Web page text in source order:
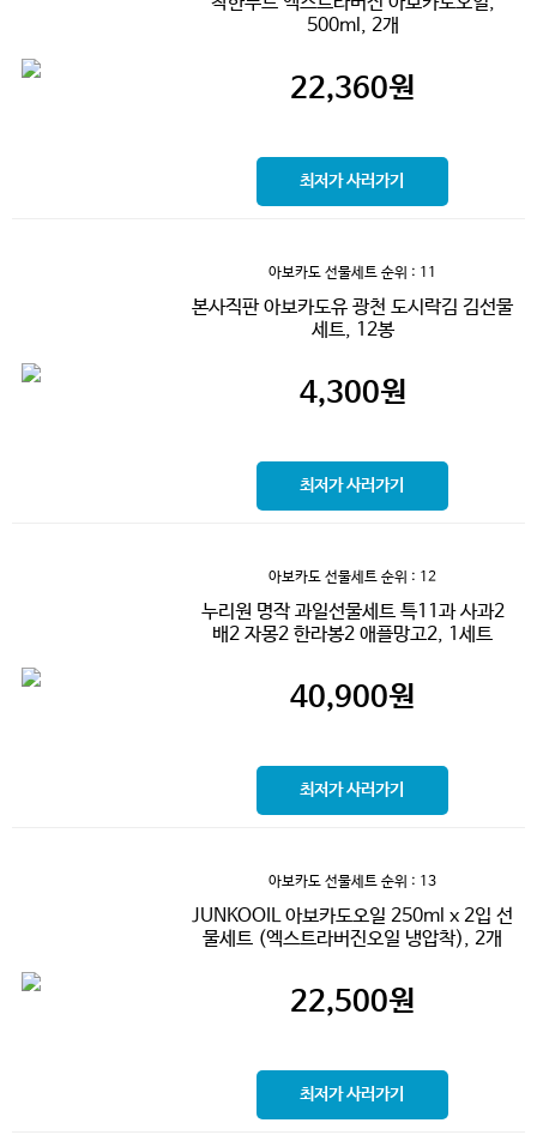
500ml, 2개
22,360원
최저가 사러가기
아보카도 선물세트 순위 : 11
본사직판 아보카도유 광천 도시락김 김선물
세트, 12봉
4,300원
최저가 사러가기
아보카도 선물세트 순위 : 12
누리원 명작 과일선물세트 특11과 사과2
배2 자몽2 한라봉2 애플망고2, 1세트
40,900원
최저가 사러가기
아보카도 선물세트 순위 : 13
JUNKOOIL 아보카도오일 250ml x 2입 선
물세트 (엑스트라버진오일 냉압착), 2개
22,500원
최저가 사러가기